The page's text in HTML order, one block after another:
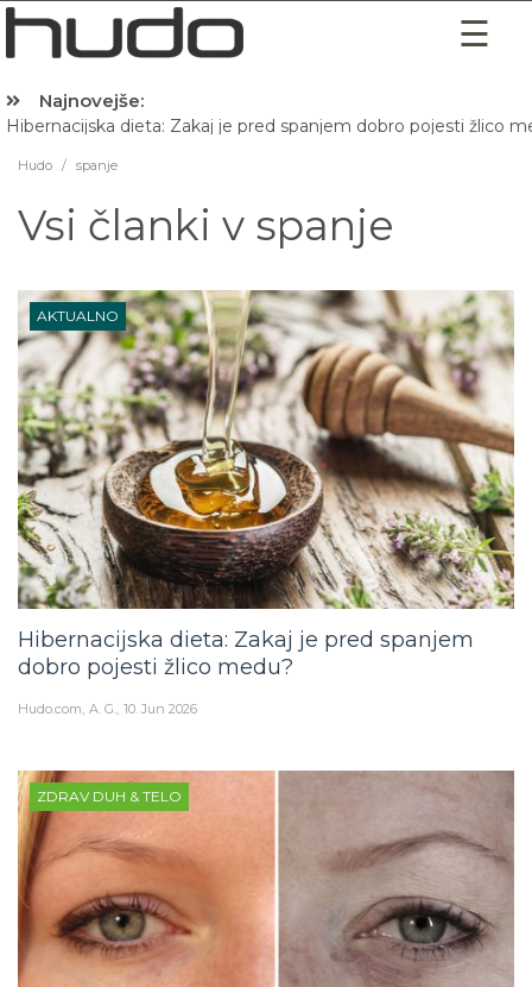
Najnovejše:
Hibernacijska dieta: Zakaj je pred spanjem dobro pojesti žlico
Hudo / spanje
Vsi članki v spanje
AKTUALNO
Hibernacijska dieta: Zakaj je pred spanjem
dobro pojesti žlico medu?
Hudo.com A. G. 10. Jun 2026
ZDRAV DUH & TELO